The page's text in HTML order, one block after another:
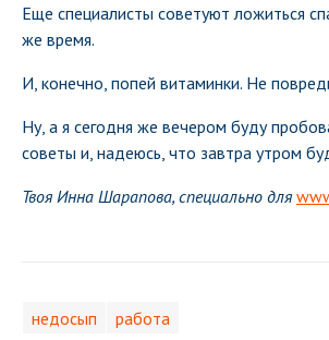
Еще специалисты советуют ложиться
же время.
И, конечно, попей витаминки. Не
Ну, а я сегодня же вечером буду
советы и, надеюсь, что завтра утром
Твоя Инна Шарапова, специально для
недосып работа